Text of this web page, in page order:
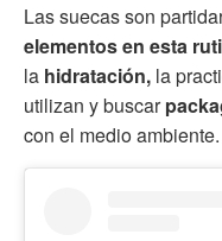
Las suecas son
elementos en esta
la hidratación, la
utilizan y buscar
con el medio ambiente.